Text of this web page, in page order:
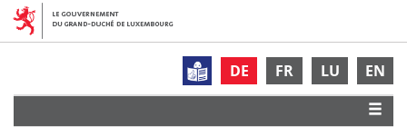
DE FR LU EN